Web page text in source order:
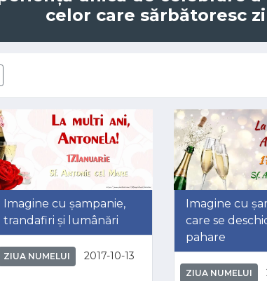
celor care sărbătoresc
Imagine cu șampanie,
trandafiri și lumânări
ZIUA NUMELUI 2017-10-13
Imagine cu
care se
pahare
ZIUA NUMELUI